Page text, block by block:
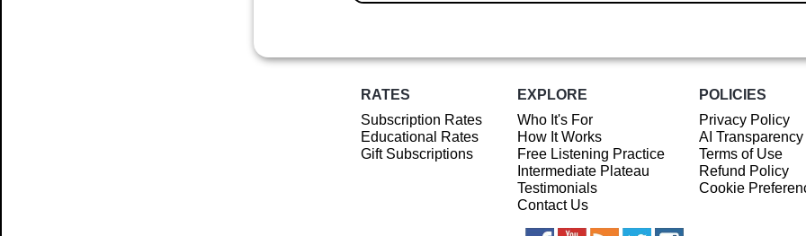
RATES
Subscription Rates
Educational Rates
Gift Subscriptions
EXPLORE
Who It's For
How It Works
Free Listening Practice
Intermediate Plateau
Testimonials
Contact Us
POLICIES
Privacy Policy
AI
Terms of Use
Refund Policy
Cookie